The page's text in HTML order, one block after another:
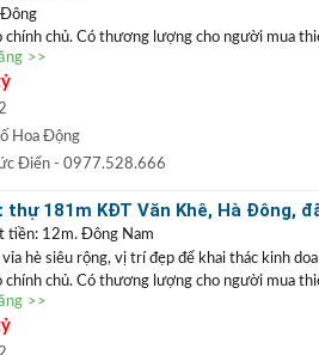
chính chủ. Có thương lượng cho người mua
Hoa Động
lô tách thửa, làm nhà vườn. Xung quanh
đang thi công, gần trường, chợ rất thuận tiện
NGAY:0977 528 666
:Chuyên bất động sản
PHÚ: Nhận mua bán ký gửi nhà đất, hỗ trợ
thấp.
>>
Hoa Động
Điển- 0977.528.666
thự 181m KĐT Văn Khê, Hà Đông,
tiền: 12m. Đông Nam
hè siêu rộng, vị trí đẹp để khai thác kinh
chính chủ. Có thương lượng cho người mua
trong khu đô thị Văn Khê
làm trụ sở công ty hoặc vừa ở vừa kinh
mại Aeomall, viện 103, hạ tầng đã
>>